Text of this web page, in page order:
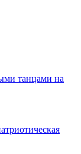
танцами на